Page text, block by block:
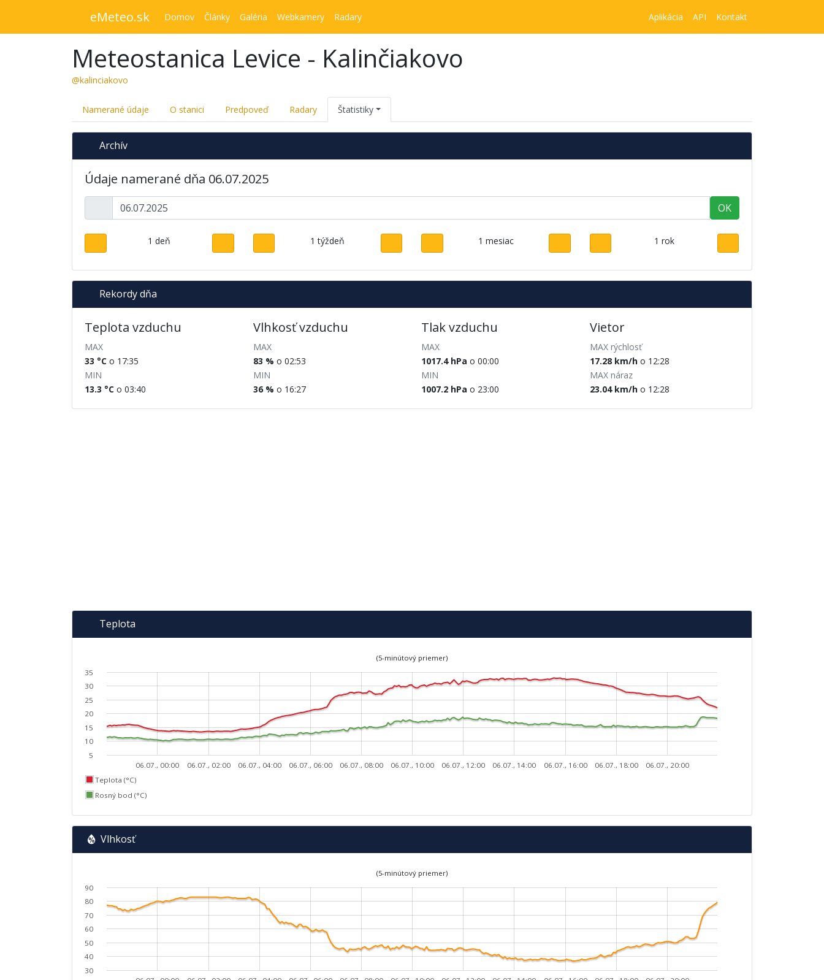
eMeteo.sk Domov Články Galéria Webkamery Radary Aplikácia API Kontakt
Meteostanica Levice - Kalinčiakovo
@kalinciakovo
Namerané údaje O stanici Predpoveď Radary Štatistiky
Archív
Údaje namerané dňa 06.07.2025
OK
1 deň 1 týždeň 1 mesiac 1 rok
Rekordy dňa
Teplota vzduchu
MAX
33 °C o 17:35
MIN
13.3 °C o 03:40
Vlhkosť vzduchu
MAX
83 % o 02:53
MIN
36 % o 16:27
Tlak vzduchu
MAX
1017.4 hPa o 00:00
MIN
1007.2 hPa o 23:00
Vietor
MAX rýchlosť
17.28 km/ho 12:28
MAX náraz
23.04 km/ho 12:28
Teplota
(5-minútový priemer)
06.07., 00:00 06.07., 02:00 06.07., 04:00 06.07., 06:00 06.07., 08:00 06.07., 10:00 06.07., 12:00 06.07., 14:00 06.07., 16:00 06.07., 18:00 06.07., 20:00
5
10
15
20
25
30
35
Teplota (°C)
Rosný bod (°C)
Vlhkosť
(5-minútový priemer)
30
40
50
60
70
80
90